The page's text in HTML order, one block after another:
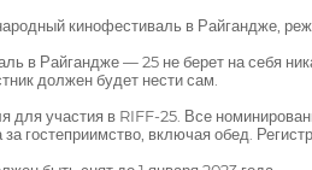
кинофестиваль в Райгандже,
в Райгандже — 25 не берет на себя
должен будет нести сам.
для участия в RIFF-25. Все
гостеприимство, включая обед.